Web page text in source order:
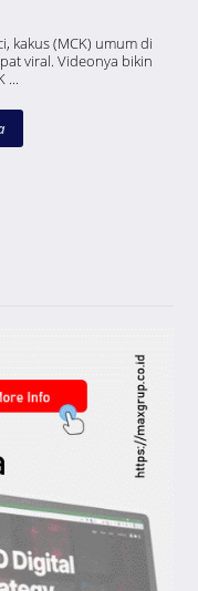
kakus (MCK) umum di
viral. Videonya bikin
...